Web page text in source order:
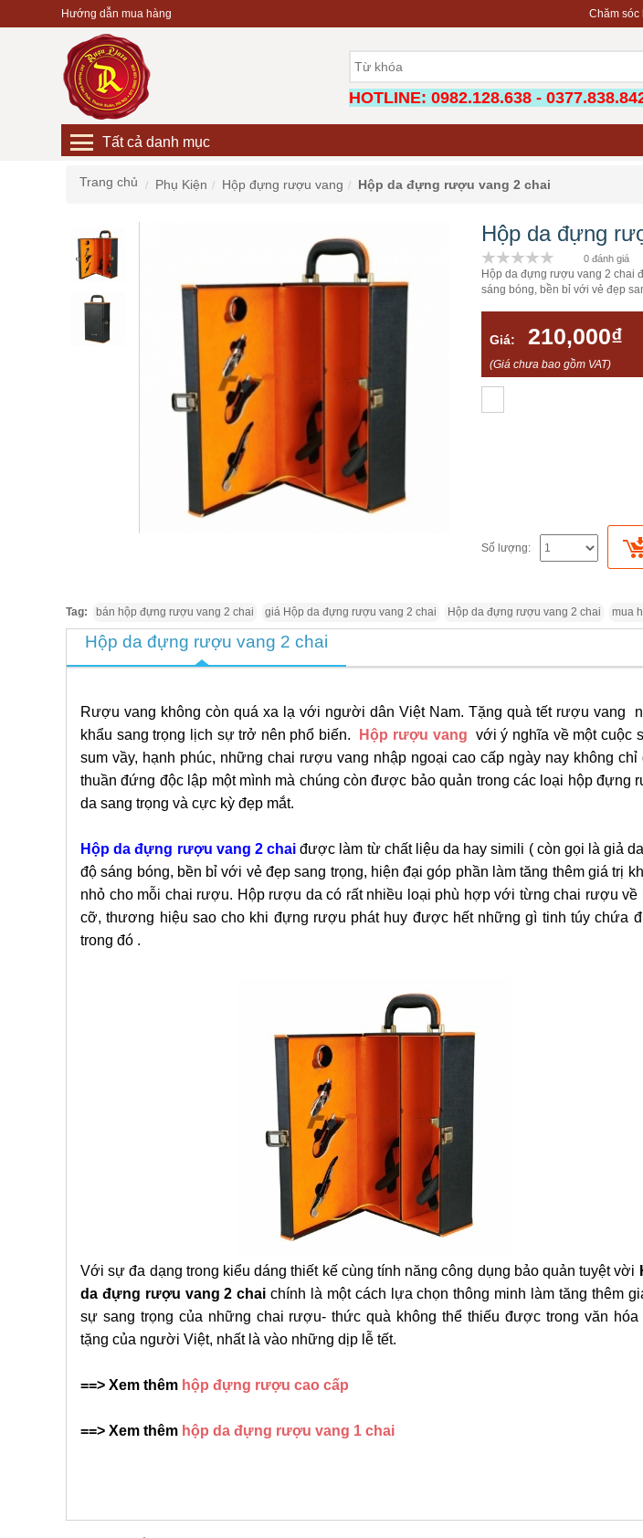
Hướng dẫn mua hàng Chăm sóc
HOTLINE: 0982.128.638 -
Tất cả danh mục
Trang chủ Phụ Kiện Hộp đựng rượu vang Hộp da đựng rượu vang 2 chai
Tag: bán hộp đựng rượu vang 2 chai giá Hộp da đựng rượu vang 2 chai Hộp da đựng rượu vang 2 chai mua
Hộp da đựng
0 đánh giá
Hộp da đựng rượu vang 2 chai
sáng bóng, bền bỉ với vẻ đẹp
Giá: 210,000₫
(Giá chưa bao gồm VAT)
Số lượng:
Hộp da đựng rượu vang 2 chai
Rượu vang không còn quá xa lạ với người dân Việt Nam. Tặng quà tết rượu vang
khẩu sang trọng lịch sự trở nên phổ biến.
Hộp rượu vang với ý nghĩa về một cuộc
sum vầy, hạnh phúc, những chai rượu vang nhập ngoại cao cấp ngày nay không chỉ
thuần đứng độc lập một mình mà chúng còn được bảo quản trong các loại hộp đựng
da sang trọng và cực kỳ đẹp mắt.
Hộp da đựng rượu vang 2 chai được làm từ chất liệu da hay simili ( còn gọi là giả
độ sáng bóng, bền bỉ với vẻ đẹp sang trọng, hiện đại góp phần làm tăng thêm giá trị
nhỏ cho mỗi chai rượu. Hộp rượu da có rất nhiều loại phù hợp với từng chai rượu về
cỡ, thương hiệu sao cho khi đựng rượu phát huy được hết những gì tinh túy chứa
trong đó .
Với sự đa dạng trong kiểu dáng thiết kế cùng tính năng công dụng bảo quản tuyệt vời
da đựng rượu vang 2 chai chính là một cách lựa chọn thông minh làm tăng thêm
sự sang trọng của những chai rượu- thức quà không thể thiếu được trong văn hóa
tặng của người Việt, nhất là vào những dịp lễ tết.
==> Xem thêm hộp đựng rượu cao cấp
==> Xem thêm hộp da đựng rượu vang 1 chai